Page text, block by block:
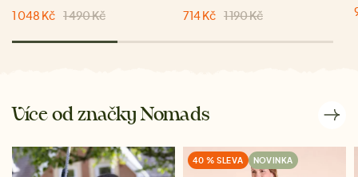
1 048 Kč 1 490 Kč
714 Kč 1 190 Kč
Více od značky Nomads
40 % SLEVA NOVINKA